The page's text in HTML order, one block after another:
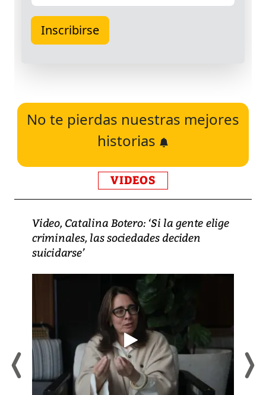
No te pierdas nuestras mejores
historias
VIDEOS
Video, Catalina Botero: ‘Si la gente elige
criminales, las sociedades deciden
suicidarse’